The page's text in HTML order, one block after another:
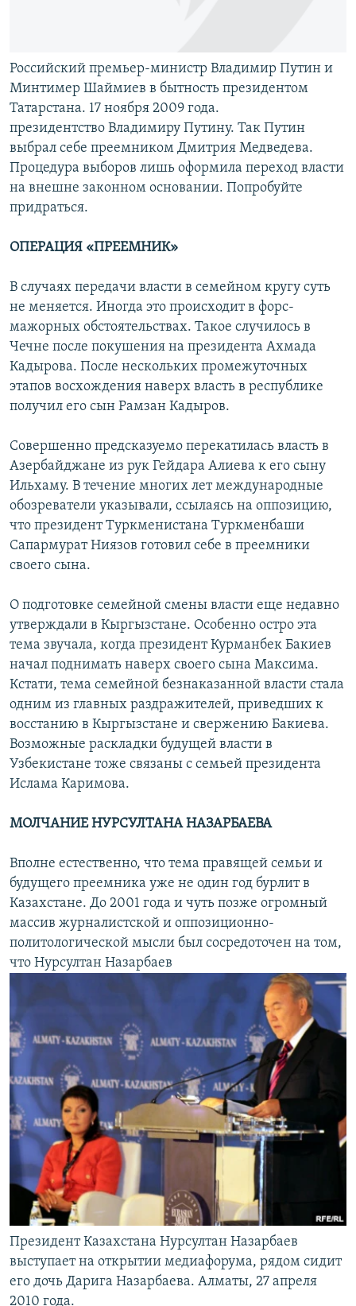
Российский премьер-министр Владимир Путин и
Минтимер Шаймиев в бытность президентом
Татарстана. 17 ноября 2009 года.
президентство Владимиру Путину. Так Путин
выбрал себе преемником Дмитрия Медведева.
Процедура выборов лишь оформила переход власти
на внешне законном основании. Попробуйте
придраться.
ОПЕРАЦИЯ «ПРЕЕМНИК»
В случаях передачи власти в семейном кругу суть
не меняется. Иногда это происходит в форс-
мажорных обстоятельствах. Такое случилось в
Чечне после покушения на президента Ахмада
Кадырова. После нескольких промежуточных
этапов восхождения наверх власть в республике
получил его сын Рамзан Кадыров.
Совершенно предсказуемо перекатилась власть в
Азербайджане из рук Гейдара Алиева к его сыну
Ильхаму. В течение многих лет международные
обозреватели указывали, ссылаясь на оппозицию,
что президент Туркменистана Туркменбаши
Сапармурат Ниязов готовил себе в преемники
своего сына.
О подготовке семейной смены власти еще недавно
утверждали в Кыргызстане. Особенно остро эта
тема звучала, когда президент Курманбек Бакиев
начал поднимать наверх своего сына Максима.
Кстати, тема семейной безнаказанной власти стала
одним из главных раздражителей, приведших к
восстанию в Кыргызстане и свержению Бакиева.
Возможные раскладки будущей власти в
Узбекистане тоже связаны с семьей президента
Ислама Каримова.
МОЛЧАНИЕ НУРСУЛТАНА НАЗАРБАЕВА
Вполне естественно, что тема правящей семьи и
будущего преемника уже не один год бурлит в
Казахстане. До 2001 года и чуть позже огромный
массив журналистской и оппозиционно-
политологической мысли был сосредоточен на том,
что Нурсултан Назарбаев
Президент Казахстана Нурсултан Назарбаев
выступает на открытии медиафорума, рядом сидит
его дочь Дарига Назарбаева. Алматы, 27 апреля
2010 года.